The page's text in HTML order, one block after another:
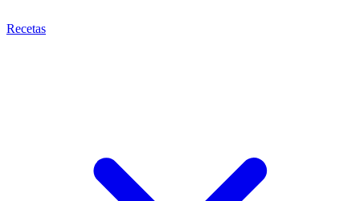
Recetas